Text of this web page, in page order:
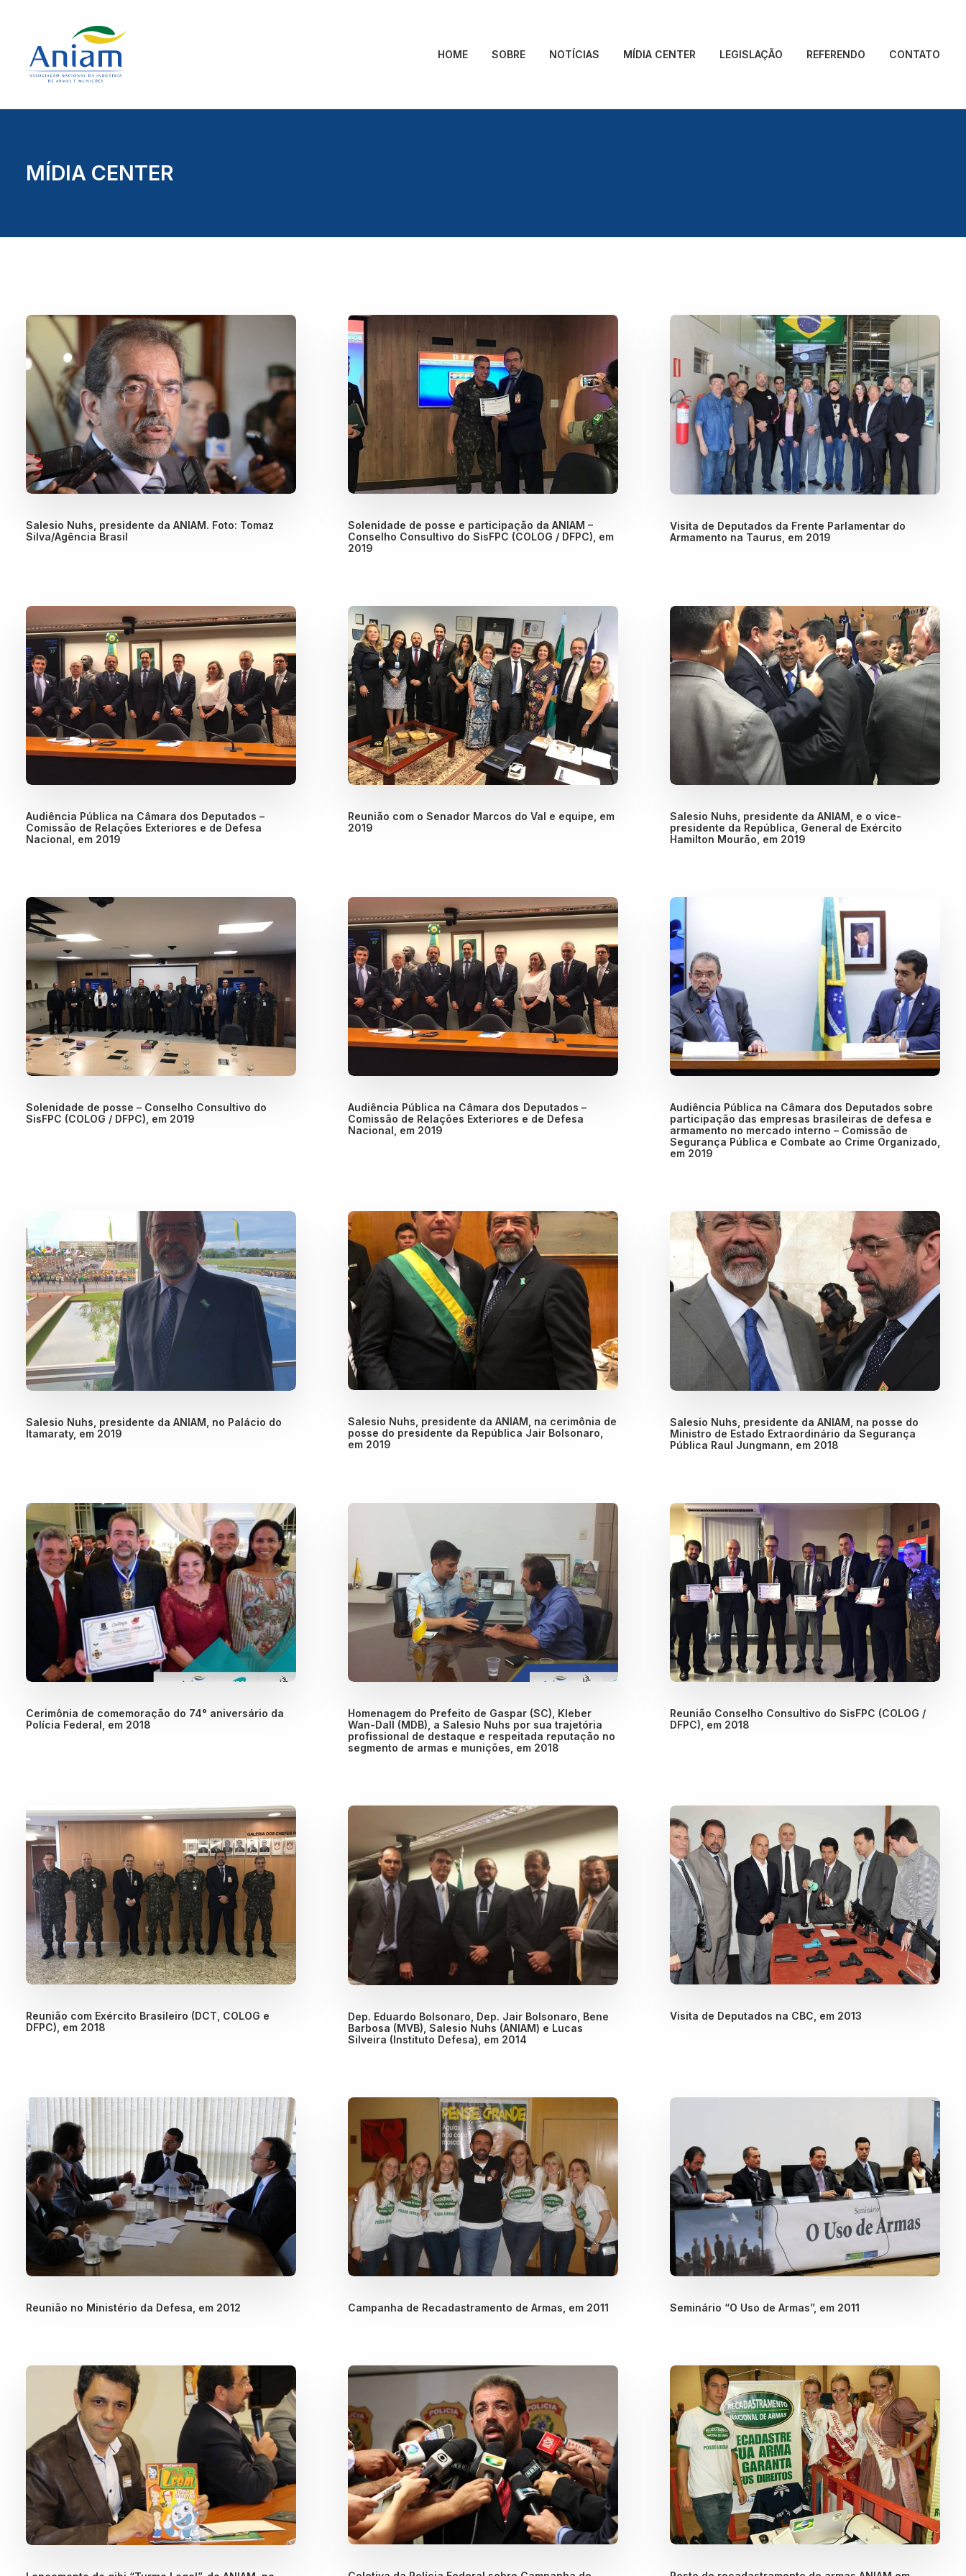
HOME SOBRE NOTÍCIAS MÍDIA CENTER LEGISLAÇÃO REFERENDO CONTATO
MÍDIA CENTER
Salesio Nuhs, presidente da ANIAM. Foto: Tomaz
Silva/Agência Brasil
Solenidade de posse e participação da ANIAM –
Conselho Consultivo do SisFPC (COLOG / DFPC), em
2019
Visita de Deputados da Frente Parlamentar do
Armamento na Taurus, em 2019
Audiência Pública na Câmara dos Deputados –
Comissão de Relações Exteriores e de Defesa
Nacional, em 2019
Reunião com o Senador Marcos do Val e equipe, em
2019
Salesio Nuhs, presidente da ANIAM, e o vice-
presidente da República, General de Exército
Hamilton Mourão, em 2019
Solenidade de posse – Conselho Consultivo do
SisFPC (COLOG / DFPC), em 2019
Audiência Pública na Câmara dos Deputados –
Comissão de Relações Exteriores e de Defesa
Nacional, em 2019
Audiência Pública na Câmara dos Deputados sobre
participação das empresas brasileiras de defesa e
armamento no mercado interno – Comissão de
Segurança Pública e Combate ao Crime Organizado,
em 2019
Salesio Nuhs, presidente da ANIAM, no Palácio do
Itamaraty, em 2019
Salesio Nuhs, presidente da ANIAM, na cerimônia de
posse do presidente da República Jair Bolsonaro,
em 2019
Salesio Nuhs, presidente da ANIAM, na posse do
Ministro de Estado Extraordinário da Segurança
Pública Raul Jungmann, em 2018
Cerimônia de comemoração do 74° aniversário da
Polícia Federal, em 2018
Homenagem do Prefeito de Gaspar (SC), Kleber
Wan-Dall (MDB), a Salesio Nuhs por sua trajetória
profissional de destaque e respeitada reputação no
segmento de armas e munições, em 2018
Reunião Conselho Consultivo do SisFPC (COLOG /
DFPC), em 2018
Reunião com Exército Brasileiro (DCT, COLOG e
DFPC), em 2018
Dep. Eduardo Bolsonaro, Dep. Jair Bolsonaro, Bene
Barbosa (MVB), Salesio Nuhs (ANIAM) e Lucas
Silveira (Instituto Defesa), em 2014
Visita de Deputados na CBC, em 2013
Reunião no Ministério da Defesa, em 2012 Campanha de Recadastramento de Armas, em 2011 Seminário “O Uso de Armas”, em 2011